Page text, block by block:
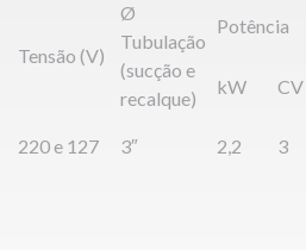
Tensão (V)
Ø
Tubulação
(sucção e
recalque)
Potência
kW
CV
220 e 127 3″ 2,2 3